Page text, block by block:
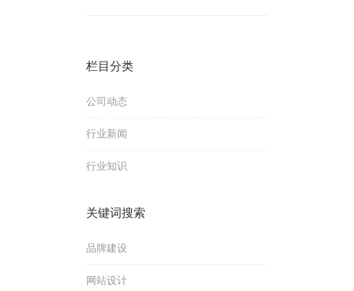
栏目分类
公司动态
行业新闻
行业知识
关键词搜索
品牌建设
网站设计